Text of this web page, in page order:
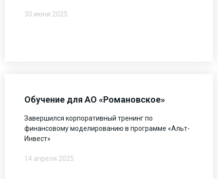
30 июня 2025
Обучение для АО «Романовское»
Завершился корпоративный тренинг по
финансовому моделированию в программе «Альт-
Инвест»
14 апреля 2025